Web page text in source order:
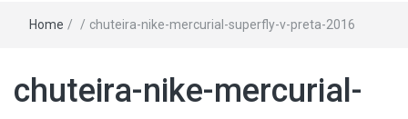
Home / / chuteira-nike-mercurial-superfly-v-preta-2016
chuteira-nike-mercurial-